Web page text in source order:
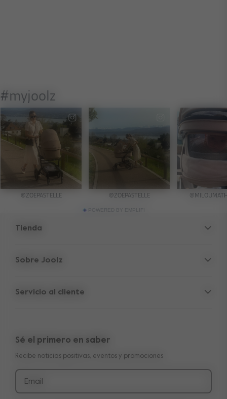
POWERED BY EMPLIFI
Tienda
Accesorios
Piezas de repuesto
Sobre Joolz
Información de la empresa
Shop the look
Press
Servicio al cliente
Manuales
Entrega y pago
Devolución
Sé el primero en saber
Recibe noticias positivas, eventos y promociones
Email